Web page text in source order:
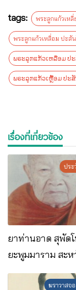
tags: พระลูกแก้วเหลี่
พระลูกแก้วเหลื่อม ปะสั
ພຣະລູກແກ້ວເຫລື່ອມ ປະ
ພຣະລູກແກ້ວເຫຼື້ອມ ປະສັ
เรื่องที่เกี่ยวข้อง
ประ
ยาท่านอาด สุพัด
ยะพูมมาราม สะห
สปป.ลาว
ฆราวาสจ